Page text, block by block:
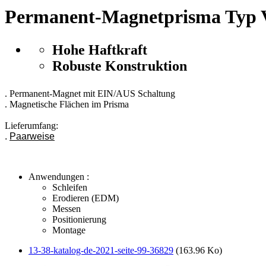
Permanent-Magnetprisma Typ
Hohe Haftkraft
Robuste Konstruktion
. Permanent-Magnet mit EIN/AUS Schaltung
. Magnetische Flächen im Prisma
Lieferumfang:
. Paarweise
Anwendungen :
Schleifen
Erodieren (EDM)
Messen
Positionierung
Montage
13-38-katalog-de-2021-seite-99-36829 (163.96 Ko)